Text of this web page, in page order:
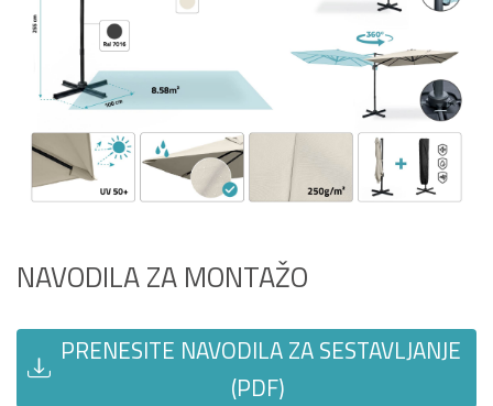
NAVODILA ZA MONTAŽO
PRENESITE NAVODILA ZA SESTAVLJANJE
(PDF)